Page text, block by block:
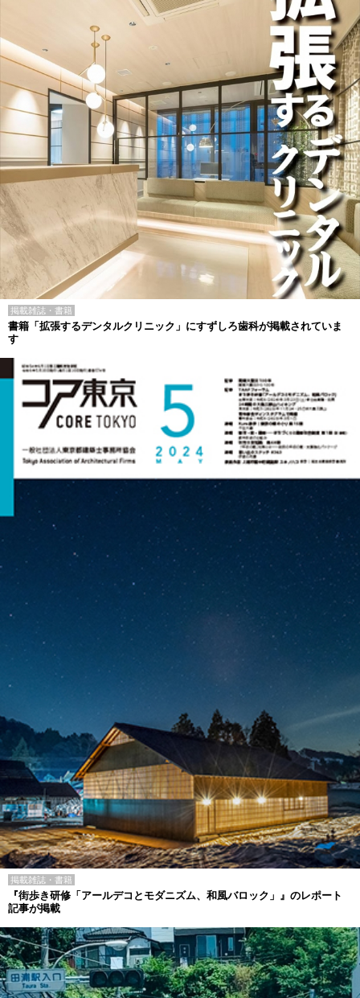
掲載雑誌・書籍
書籍「拡張するデンタルクリニック」にすずしろ歯科が掲載されていま
す
掲載雑誌・書籍
『街歩き研修「アールデコとモダニズム、和風バロック」』のレポート
記事が掲載